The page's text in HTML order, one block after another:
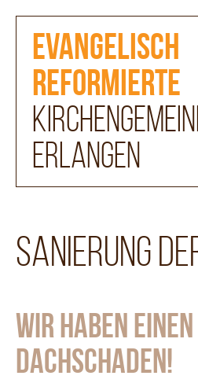
Evangelisch
reformierte
Erlangen
Sanierung
Wir haben
Dachschaden!